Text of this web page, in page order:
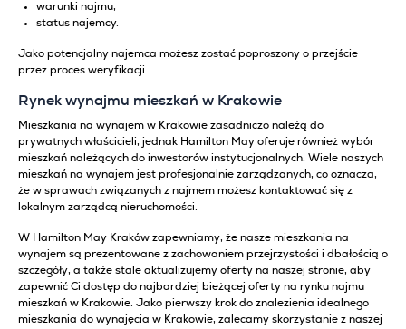
warunki najmu,
status najemcy.
Jako potencjalny najemca możesz zostać poproszony o przejście
przez proces weryfikacji.
Rynek wynajmu mieszkań w Krakowie
Mieszkania na wynajem w Krakowie zasadniczo należą do
prywatnych właścicieli, jednak Hamilton May oferuje również wybór
mieszkań należących do inwestorów instytucjonalnych. Wiele naszych
mieszkań na wynajem jest profesjonalnie zarządzanych, co oznacza,
że w sprawach związanych z najmem możesz kontaktować się z
lokalnym zarządcą nieruchomości.
W Hamilton May Kraków zapewniamy, że nasze mieszkania na
wynajem są prezentowane z zachowaniem przejrzystości i dbałością o
szczegóły, a także stale aktualizujemy oferty na naszej stronie, aby
zapewnić Ci dostęp do najbardziej bieżącej oferty na rynku najmu
mieszkań w Krakowie. Jako pierwszy krok do znalezienia idealnego
mieszkania do wynajęcia w Krakowie, zalecamy skorzystanie z naszej